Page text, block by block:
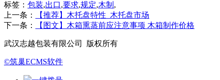
标签： 包装,出口,要求,规定,木制 ,
上一条：
【推荐】木托盘特性_木托盘市场
下一条：
【图文】木箱熏蒸前应注意事项 木箱制作价格
武汉志越包装有限公司 版权所有
©筑巢ECMS软件